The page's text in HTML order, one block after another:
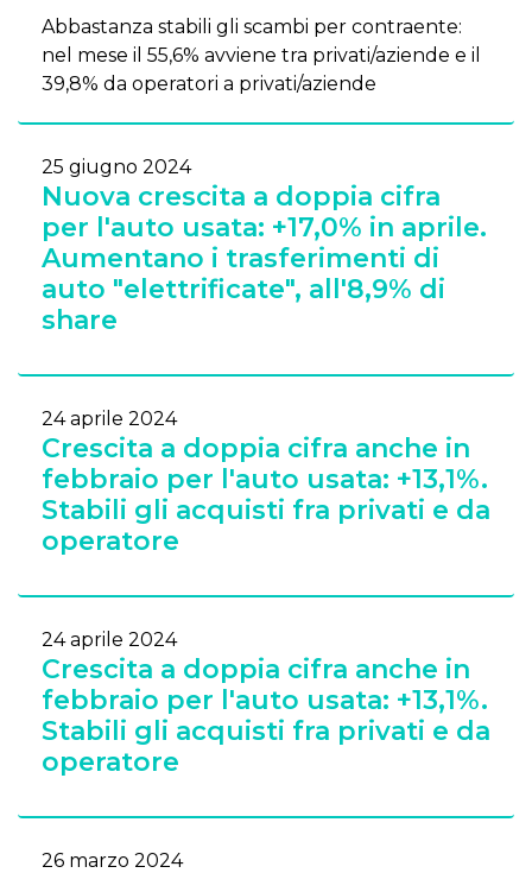
Abbastanza stabili gli scambi per contraente:
nel mese il 55,6% avviene tra privati/aziende e il
39,8% da operatori a privati/aziende
25 giugno 2024
Nuova crescita a doppia cifra
per l'auto usata: +17,0% in aprile.
Aumentano i trasferimenti di
auto "elettrificate", all'8,9% di
share
24 aprile 2024
Crescita a doppia cifra anche in
febbraio per l'auto usata: +13,1%.
Stabili gli acquisti fra privati e da
operatore
24 aprile 2024
Crescita a doppia cifra anche in
febbraio per l'auto usata: +13,1%.
Stabili gli acquisti fra privati e da
operatore
26 marzo 2024